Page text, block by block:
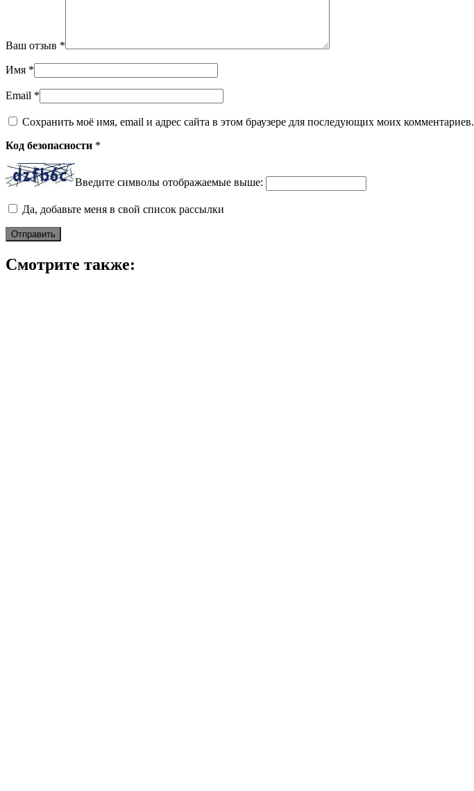
Ваш отзыв *
Имя *
Email *
Сохранить моё имя, email и адрес сайта в этом браузере для последующих моих комментариев.
Код безопасности *
Введите символы отображаемые выше:
Да, добавьте меня в свой список рассылки
Смотрите также: